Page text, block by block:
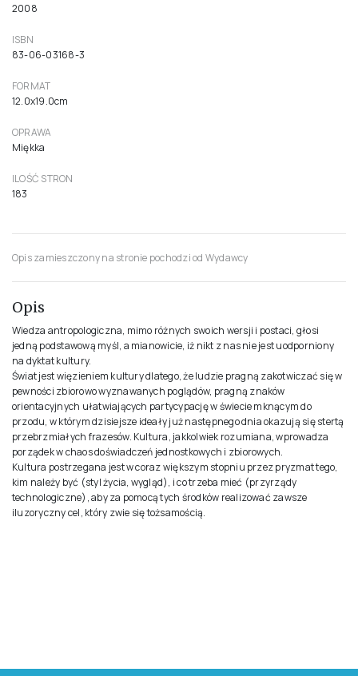
2008
ISBN
83-06-03168-3
FORMAT
12.0x19.0cm
OPRAWA
Miękka
ILOŚĆ STRON
183
Opis zamieszczony na stronie pochodzi od Wydawcy
Opis
Wiedza antropologiczna, mimo różnych swoich wersji i postaci, głosi
jedną podstawową myśl, a mianowicie, iż nikt z nas nie jest uodporniony
na dyktat kultury.
Świat jest więzieniem kultury dlatego, że ludzie pragną zakotwiczać się w
pewności zbiorowo wyznawanych poglądów, pragną znaków
orientacyjnych ułatwiających partycypację w świecie mknącym do
przodu, w którym dzisiejsze ideały już następnego dnia okazują się stertą
przebrzmiałych frazesów. Kultura, jakkolwiek rozumiana, wprowadza
porządek w chaos doświadczeń jednostkowych i zbiorowych.
Kultura postrzegana jest w coraz większym stopniu przez pryzmat tego,
kim należy być (styl życia, wygląd), i co trzeba mieć (przyrządy
technologiczne), aby za pomocą tych środków realizować zawsze
iluzoryczny cel, który zwie się tożsamością.